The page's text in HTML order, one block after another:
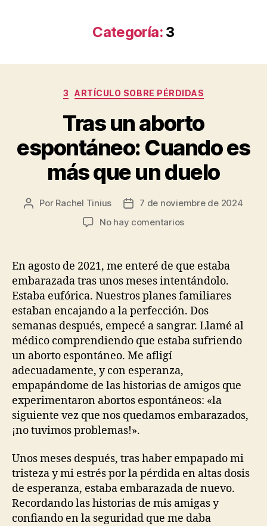
Categoría: 3
Categorías
3 ARTÍCULO SOBRE PÉRDIDAS
Tras un aborto
espontáneo: Cuando es
más que un duelo
Autor
Por Rachel Tinius
Fecha7 de noviembre de 2024
No hay comentariosen
aborto
espontáneo:
Cuando
es
más
que
un
En agosto de 2021, me enteré de que estaba
embarazada tras unos meses intentándolo.
Estaba eufórica. Nuestros planes familiares
estaban encajando a la perfección. Dos
semanas después, empecé a sangrar. Llamé al
médico comprendiendo que estaba sufriendo
un aborto espontáneo. Me afligí
adecuadamente, y con esperanza,
empapándome de las historias de amigos que
experimentaron abortos espontáneos: «la
siguiente vez que nos quedamos embarazados,
¡no tuvimos problemas!».
Unos meses después, tras haber empapado mi
tristeza y mi estrés por la pérdida en altas dosis
de esperanza, estaba embarazada de nuevo.
Recordando las historias de mis amigas y
confiando en la seguridad que me daba